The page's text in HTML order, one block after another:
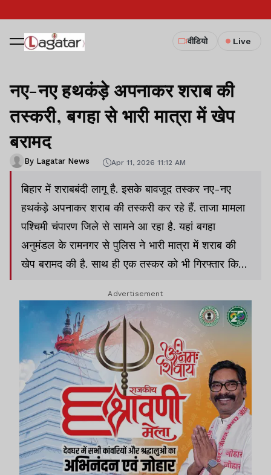
वीडियो Live
नए-नए हथकंड़े अपनाकर शराब की
तस्करी, बगहा से भारी मात्रा में खेप
बरामद
By Lagatar News Apr 11, 2026 11:12 AM
बिहार में शराबबंदी लागू है. इसके बावजूद तस्कर नए-नए
हथकंड़े अपनाकर शराब की तस्करी कर रहे हैं. ताजा मामला
पश्चिमी चंपारण जिले से सामने आ रहा है. यहां बगहा
अनुमंडल के रामनगर से पुलिस ने भारी मात्रा में शराब की
खेप बरामद की है. साथ ही एक तस्कर को भी गिरफ्तार किया
Advertisement